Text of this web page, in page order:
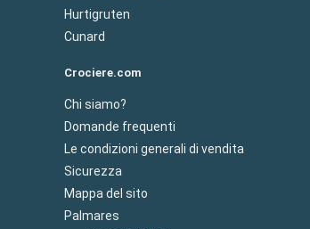
Hurtigruten
Cunard
Crociere.com
Chi siamo?
Domande frequenti
Le condizioni generali di vendita
Sicurezza
Mappa del sito
Palmares